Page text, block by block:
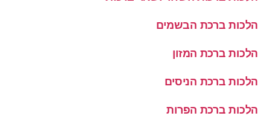
הלכות ברכת הבשמים
הלכות ברכת המזון
הלכות ברכת הניסים
הלכות ברכת הפרות